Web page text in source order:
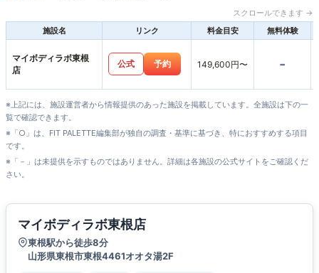
スクロールできます →
施設名
リンク 料金目安 無料体験
マイボディラボ東根
店
公式 予約 149,600円〜 -
※上記には、施設運営者から情報提供のあった施設を掲載しています。全施設は下の一
覧で確認できます。
※「○」は、FIT PALETTE編集部が独自の調査・基準に基づき、特におすすめする項目
です。
※「－」は未提供を示すものではありません。詳細は各施設の公式サイトをご確認くだ
さい。
マイボディラボ東根店
東根駅から徒歩8分
山形県東根市東根4461オオタ湯2F